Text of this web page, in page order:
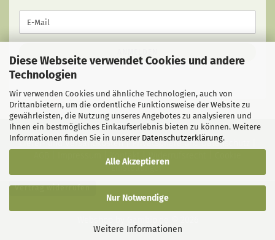
Diese Webseite verwendet Cookies und andere
Technologien
Wir verwenden Cookies und ähnliche Technologien, auch von
Drittanbietern, um die ordentliche Funktionsweise der Website zu
gewährleisten, die Nutzung unseres Angebotes zu analysieren und
Ihnen ein bestmögliches Einkaufserlebnis bieten zu können. Weitere
Informationen finden Sie in unserer Datenschutzerklärung.
Alle Akzeptieren
Nur Notwendige
Weitere Informationen
ZUR
E-
Mail
Liefer- und Versandkosten|Privatsphäre und Datenschutz
Kontakt Widerrufsrecht
Einstellungen
Vertrag widerrufen